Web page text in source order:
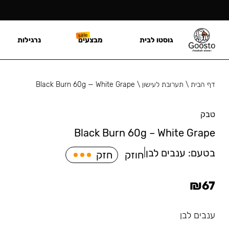
דף הבית\ תערובת לעישון \
Black Burn 60g — White Grape
טבק
Black Burn 60g – White Grape
בטעם: ענבים לבן חוזק חזק
₪67
ענבים לבן
גוסטו לבית מבצעים נרגילות